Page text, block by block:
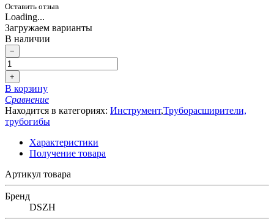
Оставить отзыв
Loading...
Загружаем варианты
В наличии
−
+
В корзину
Сравнение
Находится в категориях: Инструмент,Труборасширители,
трубогибы
Характеристики
Получение товара
Артикул товара
Бренд
DSZH